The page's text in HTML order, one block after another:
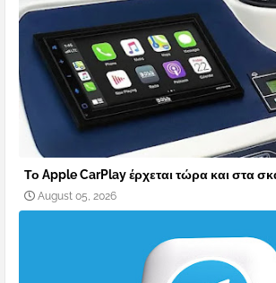
Το Apple CarPlay έρχεται τώρα και στα
August 05, 2026